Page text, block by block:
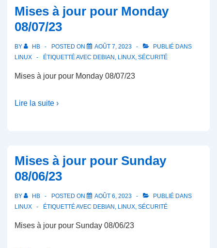
Mises à jour pour Monday
08/07/23
BY HB POSTED ON AOÛT 7, 2023
PUBLIÉ DANS
LINUX
ÉTIQUETTÉ AVEC DEBIAN , LINUX, SÉCURITÉ
Mises à jour pour Monday 08/07/23
Lire la suite ›
Mises à jour pour Sunday
08/06/23
BY HB POSTED ON AOÛT 6, 2023
PUBLIÉ DANS
LINUX
ÉTIQUETTÉ AVEC DEBIAN , LINUX, SÉCURITÉ
Mises à jour pour Sunday 08/06/23